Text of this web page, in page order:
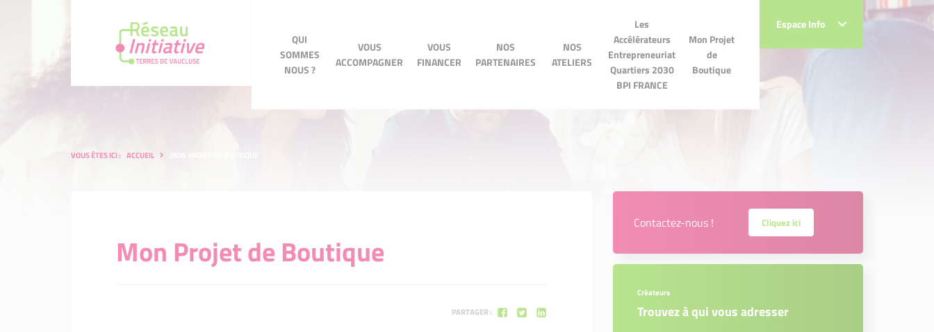
QUI
SOMMES
NOUS ?
VOUS
ACCOMPAGNER
VOUS
FINANCER
NOS
PARTENAIRES
NOS
ATELIERS
Les
Accélérateurs
Entrepreneuriat
Quartiers 2030
BPI FRANCE
Mon Projet
de
Boutique
Espace Info
ACCOMPAGNER
FINANCER
PARTENAIRES
NOS ATELIERS
Les
Accélérateurs
Entrepreneuriat
Quartiers 2030
BPI FRANCE
Mon Projet de
Boutique
Espace Info
VOUS ÊTES ICI : ACCUEIL
Mon Projet de Boutique
PARTAGER :
Contactez-nous ! Cliquez ici
Créateurs
Trouvez à qui vous adresser